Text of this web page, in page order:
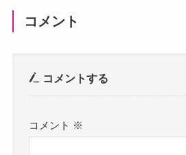
コメント
コメントする
コメント ※